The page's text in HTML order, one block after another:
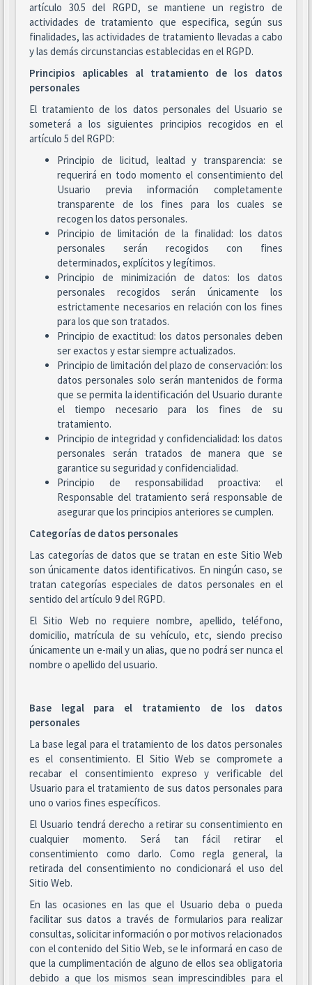
artículo 30.5 del RGPD, se mantiene un registro de
actividades de tratamiento que especifica, según sus
finalidades, las actividades de tratamiento llevadas a cabo
y las demás circunstancias establecidas en el RGPD.
Principios aplicables al tratamiento de los datos
personales
El tratamiento de los datos personales del Usuario se
someterá a los siguientes principios recogidos en el
artículo 5 del RGPD:
Principio de licitud, lealtad y transparencia: se
requerirá en todo momento el consentimiento del
Usuario previa información completamente
transparente de los fines para los cuales se
recogen los datos personales.
Principio de limitación de la finalidad: los datos
personales serán recogidos con fines
determinados, explícitos y legítimos.
Principio de minimización de datos: los datos
personales recogidos serán únicamente los
estrictamente necesarios en relación con los fines
para los que son tratados.
Principio de exactitud: los datos personales deben
ser exactos y estar siempre actualizados.
Principio de limitación del plazo de conservación: los
datos personales solo serán mantenidos de forma
que se permita la identificación del Usuario durante
el tiempo necesario para los fines de su
tratamiento.
Principio de integridad y confidencialidad: los datos
personales serán tratados de manera que se
garantice su seguridad y confidencialidad.
Principio de responsabilidad proactiva: el
Responsable del tratamiento será responsable de
asegurar que los principios anteriores se cumplen.
Categorías de datos personales
Las categorías de datos que se tratan en este Sitio Web
son únicamente datos identificativos. En ningún caso, se
tratan categorías especiales de datos personales en el
sentido del artículo 9 del RGPD.
El Sitio Web no requiere nombre, apellido, teléfono,
domicilio, matrícula de su vehículo, etc, siendo preciso
únicamente un e-mail y un alias, que no podrá ser nunca el
nombre o apellido del usuario.
Base legal para el tratamiento de los datos
personales
La base legal para el tratamiento de los datos personales
es el consentimiento. El Sitio Web se compromete a
recabar el consentimiento expreso y verificable del
Usuario para el tratamiento de sus datos personales para
uno o varios fines específicos.
El Usuario tendrá derecho a retirar su consentimiento en
cualquier momento. Será tan fácil retirar el
consentimiento como darlo. Como regla general, la
retirada del consentimiento no condicionará el uso del
Sitio Web.
En las ocasiones en las que el Usuario deba o pueda
facilitar sus datos a través de formularios para realizar
consultas, solicitar información o por motivos relacionados
con el contenido del Sitio Web, se le informará en caso de
que la cumplimentación de alguno de ellos sea obligatoria
debido a que los mismos sean imprescindibles para el